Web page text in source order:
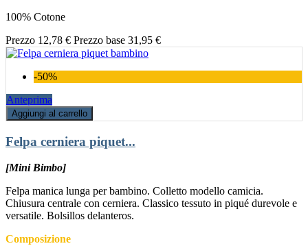
100% Cotone
Prezzo 12,78 € Prezzo base 31,95 €
-50%
Anteprima
Aggiungi al carrello
Felpa cerniera piquet...
[Mini Bimbo]
Felpa manica lunga per bambino. Colletto modello camicia.
Chiusura centrale con cerniera. Classico tessuto in piqué durevole e
versatile. Bolsillos delanteros.
Composizione